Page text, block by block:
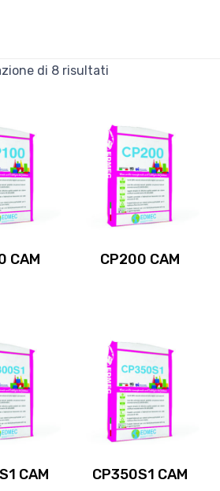
di 8 risultati
CAM CP200 CAM
CAM CP350S1 CAM